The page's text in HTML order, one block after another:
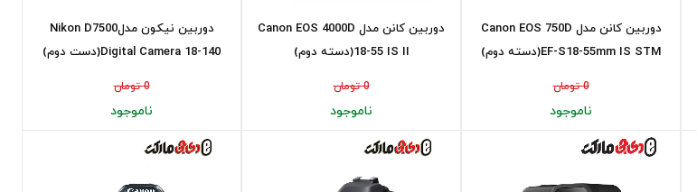
دوربین نیکون مدلNikon D7500
Digital Camera 18-140(دست دوم)
0 تومان
ناموجود
دوربین کانن مدل Canon EOS 4000D
18-55 IS II(دسته دوم)
0 تومان
ناموجود
دوربین کانن مدل Canon EOS 750D
EF-S18-55mm IS STM(دسته دوم)
0 تومان
ناموجود